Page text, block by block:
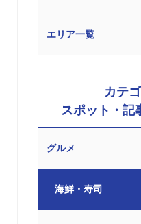
エリア一覧
カテ
スポット・記
グルメ
海鮮・寿司